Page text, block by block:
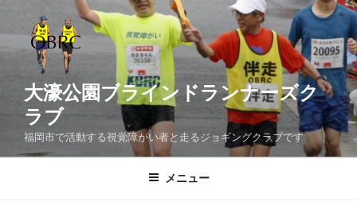
テ
ッ
大濠公園ブラインドランナーズク
ラブ
福岡市で活動する視覚障がい者と走るジョギングクラブです
メニュー